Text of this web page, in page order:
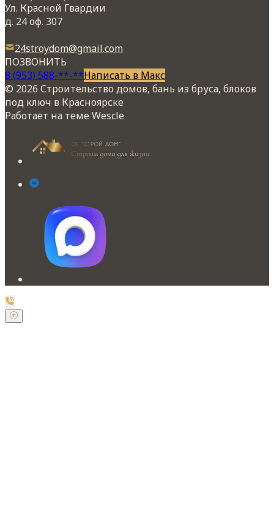
Ул. Красной Гвардии
д. 24 оф. 307
24stroydom@gmail.com
ПОЗВОНИТЬ
8 (953) 588-**-**Написать в Макс
© 2026 Строительство домов, бань из бруса, блоков
под ключ в Красноярске
Работает на теме Wescle